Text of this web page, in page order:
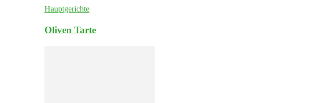
Hauptgerichte
Oliven Tarte